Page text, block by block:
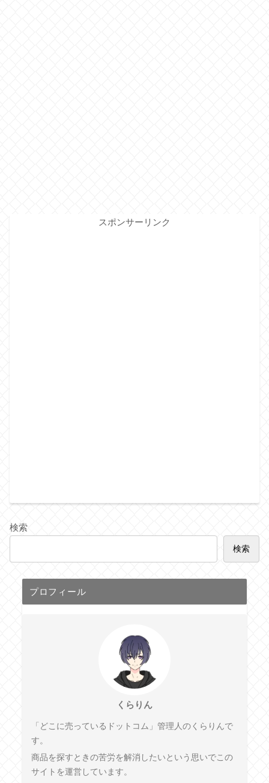
スポンサーリンク
検索
検索
プロフィール
くらりん
「どこに売っているドットコム」管理人のくらりんで
す。
商品を探すときの苦労を解消したいという思いでこの
サイトを運営しています。